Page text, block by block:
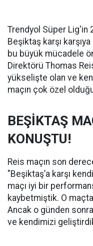
Trendyol Süper Lig'in
Beşiktaş karşı
bu büyük mücadele
Direktörü Thomas
yükselişte olan ve
maçın çok özel
BEŞİKTAŞ
KONUŞTU!
Reis maçın son
"Beşiktaş’a karşı
maçı iyi bir
kaybetmiştik. O
Ancak o günden
ve kendimizi